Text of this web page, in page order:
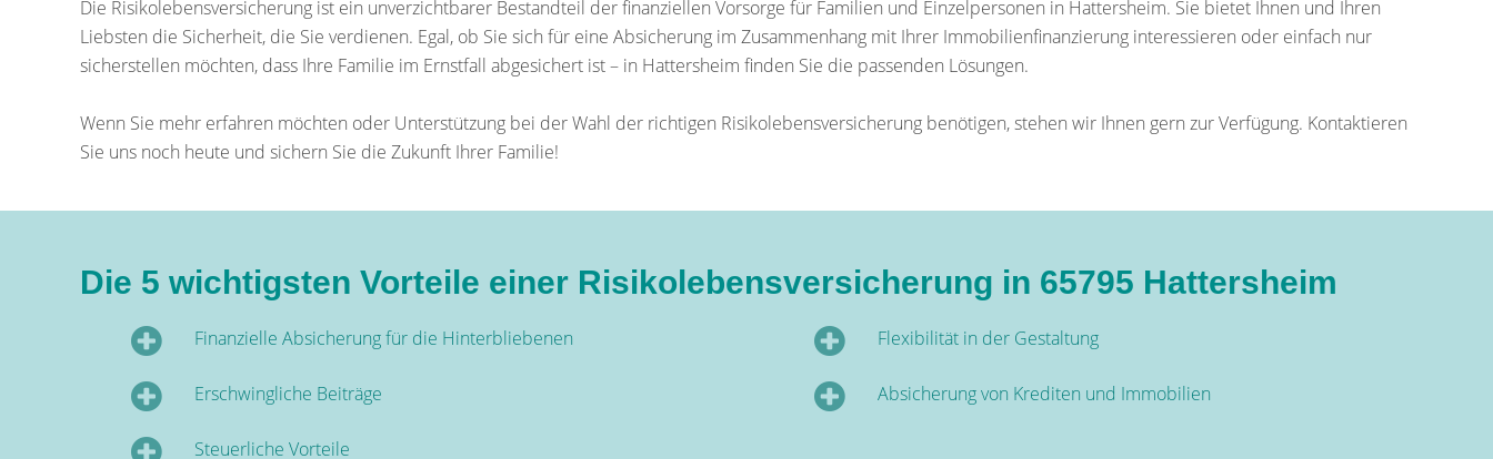
Die Risikolebensversicherung ist ein unverzichtbarer Bestandteil der finanziellen Vorsorge für Familien und Einzelpersonen in Hattersheim. Sie bietet Ihnen und Ihren
Liebsten die Sicherheit, die Sie verdienen. Egal, ob Sie sich für eine Absicherung im Zusammenhang mit Ihrer Immobilienfinanzierung interessieren oder einfach nur
sicherstellen möchten, dass Ihre Familie im Ernstfall abgesichert ist – in Hattersheim finden Sie die passenden Lösungen.
Wenn Sie mehr erfahren möchten oder Unterstützung bei der Wahl der richtigen Risikolebensversicherung benötigen, stehen wir Ihnen gern zur Verfügung. Kontaktieren
Sie uns noch heute und sichern Sie die Zukunft Ihrer Familie!
Die 5 wichtigsten Vorteile einer Risikolebensversicherung in 65795 Hattersheim
Finanzielle Absicherung für die Hinterbliebenen Flexibilität in der Gestaltung
Erschwingliche Beiträge Absicherung von Krediten und Immobilien
Steuerliche Vorteile